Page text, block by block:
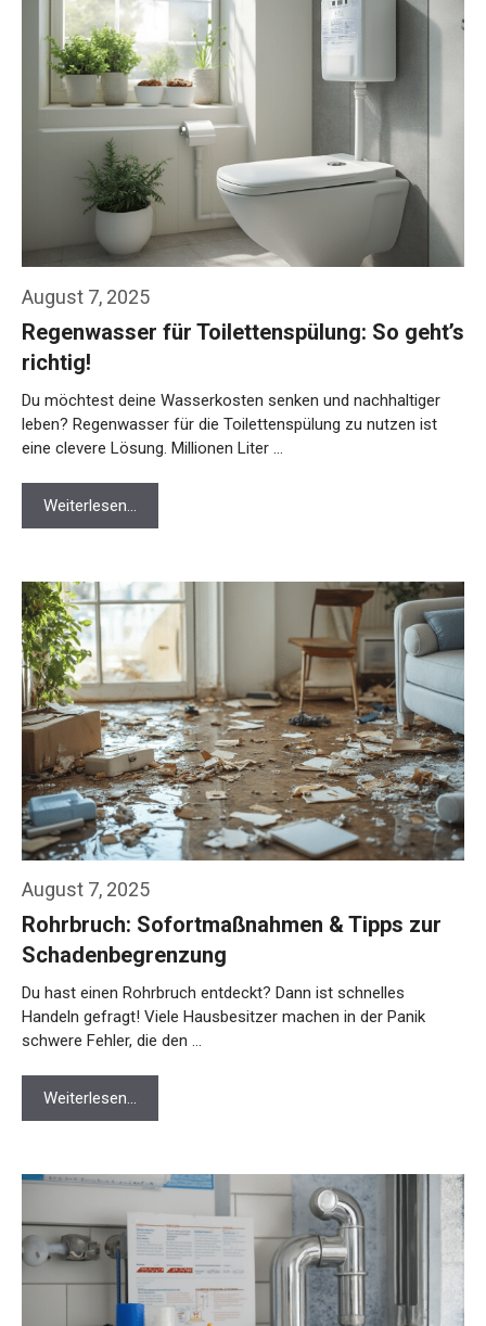
August 7, 2025
Regenwasser für Toilettenspülung: So geht’s
richtig!
Du möchtest deine Wasserkosten senken und nachhaltiger
leben? Regenwasser für die Toilettenspülung zu nutzen ist
eine clevere Lösung. Millionen Liter …
Weiterlesen…
August 7, 2025
Rohrbruch: Sofortmaßnahmen & Tipps zur
Schadenbegrenzung
Du hast einen Rohrbruch entdeckt? Dann ist schnelles
Handeln gefragt! Viele Hausbesitzer machen in der Panik
schwere Fehler, die den …
Weiterlesen…